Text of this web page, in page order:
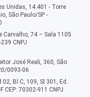
Unidas, 14.401 - Torre
São Paulo/SP -
Carvalho, 74 – Sala 1105
CNPJ
José Reali, 360, São
0093-06
Bl C, 109, Sl 301, Ed.
CEP: 70302-911 CNPJ